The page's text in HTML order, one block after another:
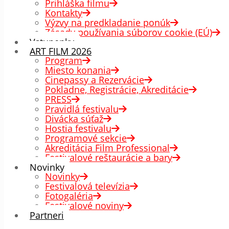
Prihláška filmu
Kontakty
Výzvy na predkladanie ponúk
Zásady používania súborov cookie (EÚ)
Vstupenky
ART FILM 2026
Program
Miesto konania
Cinepassy a Rezervácie
Pokladne, Registrácie, Akreditácie
PRESS
Pravidlá festivalu
Divácka súťaž
Hostia festivalu
Programové sekcie
Akreditácia Film Professional
Festivalové reštaurácie a bary
Novinky
Novinky
Festivalová televízia
Fotogaléria
Festivalové noviny
Partneri